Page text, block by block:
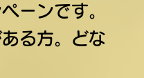
ーンです。
る方。どな